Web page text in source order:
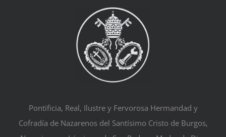
Pontificia, Real, Ilustre y Fervorosa Hermandad y
Cofradía de Nazarenos del Santísimo Cristo de Burgos,